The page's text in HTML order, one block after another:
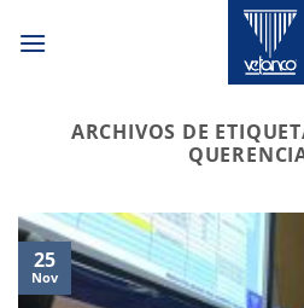
ARCHIVOS DE
25
Nov